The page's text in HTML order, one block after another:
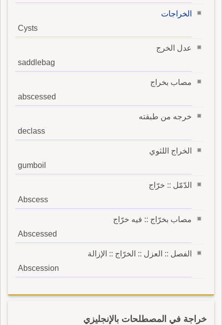
الخراجات
Cysts
عدل الخرج
saddlebag
مصاب بخراج
abscessed
خرجه من طبقته
declass
الخراج اللثوي
gumboil
الدّمّل :: خرّاج
Abscess
مصاب بخرّاج :: فيه خرّاج
Abscessed
الفصل :: العزل :: الخرّاج :: الإزالة
Abscession
خراجة في المصطلحات بالإنجليزي